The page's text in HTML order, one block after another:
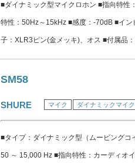
■ダイナミック型マイクロホン ■指向特性
特性：50Hz～15kHz ■感度：-70dB ■イ
子：XLR3ピン(金メッキ)、オス ■付属品
クホルダー(3/8インチ→5/8インチ変換ね
SM58
SHURE マイク ダイナミックマイク
■タイプ：ダイナミック型（ムービングコ
50 ～ 15,000 Hz ■指向特性：カーディオ